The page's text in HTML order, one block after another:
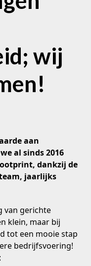
wij
aan
al sinds 2016
dankzij de
jaarlijks
van gerichte
klein, maar bij
tot een mooie stap
bedrijfsvoering!